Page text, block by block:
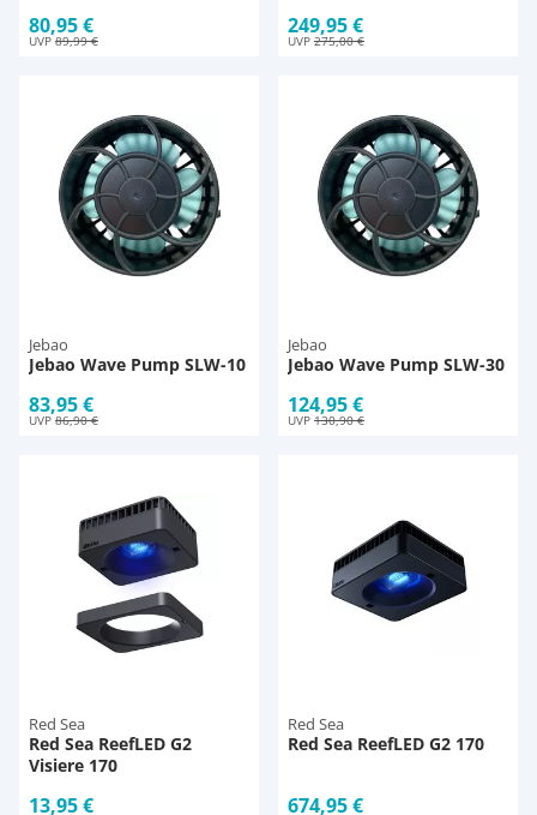
80,95 €
UVP 89,99 €
249,95 €
UVP 275,00 €
Jebao
Jebao Wave Pump SLW-10
83,95 €
UVP 86,90 €
Jebao
Jebao Wave Pump SLW-30
124,95 €
UVP 130,90 €
Red Sea
Red Sea ReefLED G2
Visiere 170
13,95 €
Red Sea
Red Sea ReefLED G2 170
674,95 €